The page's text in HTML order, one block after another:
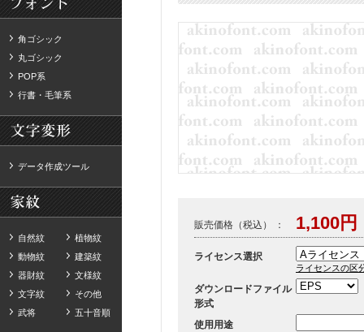
角ゴシック
丸ゴシック
POP系
行書・毛筆系
データ作成ツール
自然紋
植物紋
動物紋
建築紋
器財紋
文様紋
文字紋
その他
武将
五十音順
販売価格（税込） ： 1,100円
ライセンス選択
ライセンスの区
ダウンロードファイル
形式
使用用途